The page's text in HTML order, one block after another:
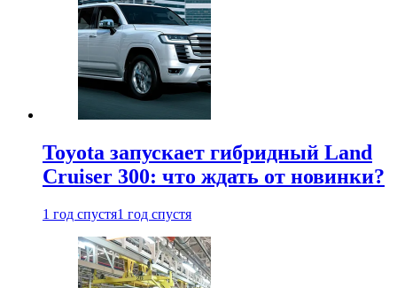
Toyota запускает гибридный Land
Cruiser 300: что ждать от новинки?
1 год спустя1 год спустя